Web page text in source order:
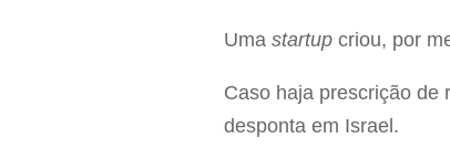
Uma startup criou, por
Caso haja prescrição de
desponta em Israel.